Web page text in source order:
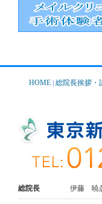
HOME| 総院長挨拶・
総院長 伊藤 暁